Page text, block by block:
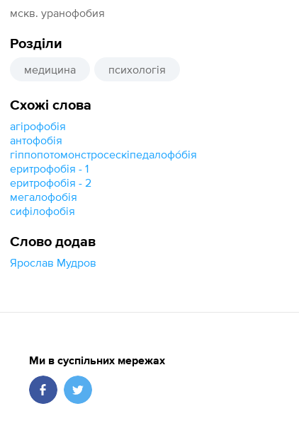
мскв. уранофобия
Розділи
медицина психологія
Схожі слова
агірофобія
антофобія
гіппопотомонстросескіпедалофо́бія
еритрофобія - 1
еритрофобія - 2
мегалофобія
сифілофобія
Слово додав
Ярослав Мудров
Ми в суспільних мережах